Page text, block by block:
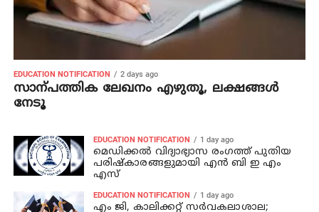
EDUCATION NOTIFICATION 2 days ago
സാന്പത്തിക ലേഖനം എഴുതൂ, ലക്ഷങ്ങൾ
നേടൂ
EDUCATION NOTIFICATION 1 day ago
മെഡിക്കൽ വിദ്യാഭ്യാസ രംഗത്ത് പുതിയ
പരിഷ്‌കാരങ്ങളുമായി എൻ ബി ഇ എം
എസ്
EDUCATION NOTIFICATION 1 day ago
എം ജി, കാലിക്കറ്റ് സർവകലാശാല;